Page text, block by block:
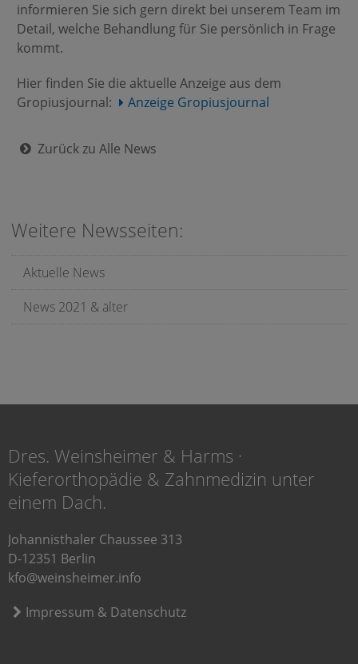
informieren Sie sich gern direkt bei unserem Team im
Detail, welche Behandlung für Sie persönlich in Frage
kommt.
Hier finden Sie die aktuelle Anzeige aus dem
Gropiusjournal:
Anzeige Gropiusjournal
Zurück zu Alle News
Weitere Newsseiten:
Aktuelle News
News 2021 & älter
Dres. Weinsheimer & Harms ·
Kieferorthopädie & Zahnmedizin unter
einem Dach.
Johannisthaler Chaussee 313
D-12351 Berlin
kfo@weinsheimer.info
Impressum & Datenschutz